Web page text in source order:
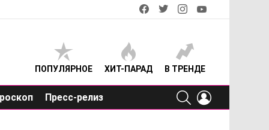
facebooktwitterinstagram
ПОПУЛЯРНОЕ ХИТ-ПАРАД В ТРЕНДЕ
Пресс-релиз
SEARCH